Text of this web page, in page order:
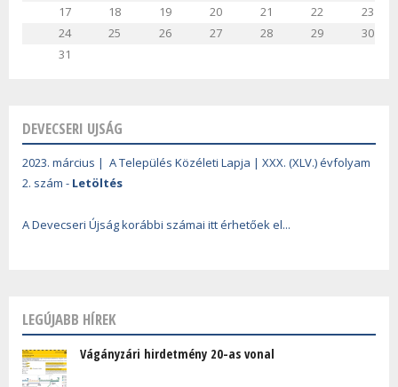
17
18 19 20 21 22
23
24
25 26 27 28 29
30
31
DEVECSERI UJSÁG
2023. március | A Település Közéleti Lapja | XXX. (XLV.) évfolyam
2. szám - Letöltés
A Devecseri Újság korábbi számai itt érhetőek el...
LEGÚJABB HÍREK
Vágányzári hirdetmény 20-as vonal